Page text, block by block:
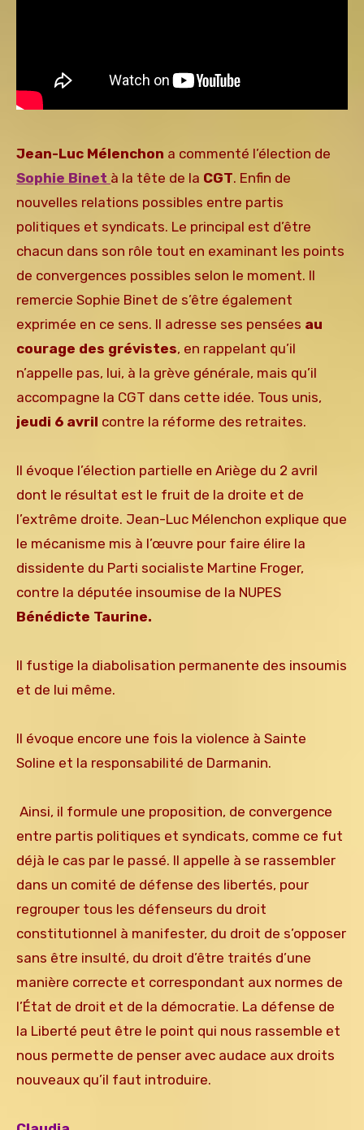
Jean-Luc Mélenchon a commenté l’élection de
Sophie Binet à la tête de la CGT. Enfin de
nouvelles relations possibles entre partis
politiques et syndicats. Le principal est d’être
chacun dans son rôle tout en examinant les points
de convergences possibles selon le moment. Il
remercie Sophie Binet de s’être également
exprimée en ce sens. Il adresse ses pensées au
courage des grévistes, en rappelant qu’il
n’appelle pas, lui, à la grève générale, mais qu’il
accompagne la CGT dans cette idée. Tous unis,
jeudi 6 avril contre la réforme des retraites.
Il évoque l’élection partielle en Ariège du 2 avril
dont le résultat est le fruit de la droite et de
l’extrême droite. Jean-Luc Mélenchon explique que
le mécanisme mis à l’œuvre pour faire élire la
dissidente du Parti socialiste Martine Froger,
contre la députée insoumise de la NUPES
Bénédicte Taurine.
Il fustige la diabolisation permanente des insoumis
et de lui même.
Il évoque encore une fois la violence à Sainte
Soline et la responsabilité de Darmanin.
Ainsi, il formule une proposition, de convergence
entre partis politiques et syndicats, comme ce fut
déjà le cas par le passé. Il appelle à se rassembler
dans un comité de défense des libertés, pour
regrouper tous les défenseurs du droit
constitutionnel à manifester, du droit de s’opposer
sans être insulté, du droit d’être traités d’une
manière correcte et correspondant aux normes de
l’État de droit et de la démocratie. La défense de
la Liberté peut être le point qui nous rassemble et
nous permette de penser avec audace aux droits
nouveaux qu’il faut introduire.